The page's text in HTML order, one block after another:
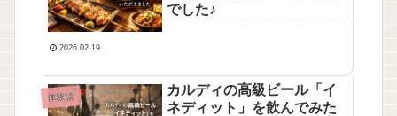
でした♪
2026.02.19
体験談
カルディの高級ビール「イ
ネディット」を飲んでみた